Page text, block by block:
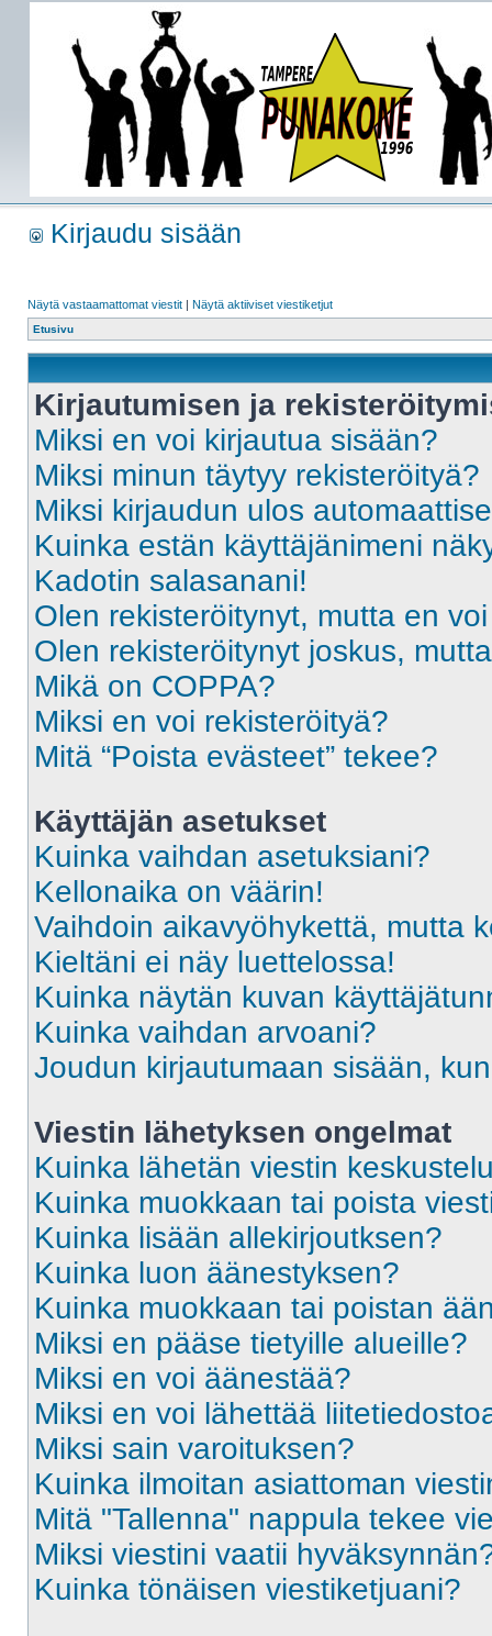
Kirjaudu sisään
Näytä vastaamattomat viestit | Näytä aktiiviset viestiketjut
Etusivu
Kirjautumisen ja
Miksi en voi kirjautua sisään?
Miksi minun täytyy rekisteröityä?
Miksi kirjaudun ulos
Kuinka estän käyttäjänimeni
Kadotin salasanani!
Olen rekisteröitynyt, mutta en
Olen rekisteröitynyt joskus,
Mikä on COPPA?
Miksi en voi rekisteröityä?
Mitä “Poista evästeet” tekee?
Käyttäjän asetukset
Kuinka vaihdan asetuksiani?
Kellonaika on väärin!
Vaihdoin aikavyöhykettä, mutta
Kieltäni ei näy luettelossa!
Kuinka näytän kuvan
Kuinka vaihdan arvoani?
Joudun kirjautumaan sisään,
Viestin lähetyksen ongelmat
Kuinka lähetän viestin
Kuinka muokkaan tai poista
Kuinka lisään allekirjoutksen?
Kuinka luon äänestyksen?
Kuinka muokkaan tai poistan
Miksi en pääse tietyille alueille?
Miksi en voi äänestää?
Miksi en voi lähettää
Miksi sain varoituksen?
Kuinka ilmoitan asiattoman
Mitä "Tallenna" nappula tekee
Miksi viestini vaatii
Kuinka tönäisen viestiketjuani?